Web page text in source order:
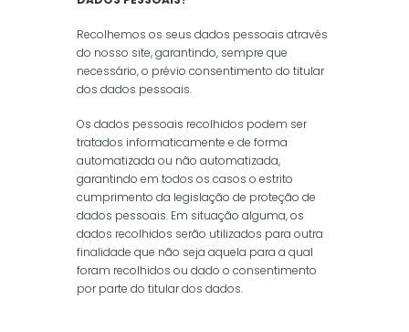
Recolhemos os seus dados pessoais através
do nosso site, garantindo, sempre que
necessário, o prévio consentimento do titular
dos dados pessoais.
Os dados pessoais recolhidos podem ser
tratados informaticamente e de forma
automatizada ou não automatizada,
garantindo em todos os casos o estrito
cumprimento da legislação de proteção de
dados pessoais. Em situação alguma, os
dados recolhidos serão utilizados para outra
finalidade que não seja aquela para a qual
foram recolhidos ou dado o consentimento
por parte do titular dos dados.